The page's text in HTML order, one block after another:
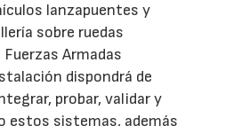
lanzapuentes y
sobre ruedas
Armadas
dispondrá de
probar, validar y
estos sistemas, además